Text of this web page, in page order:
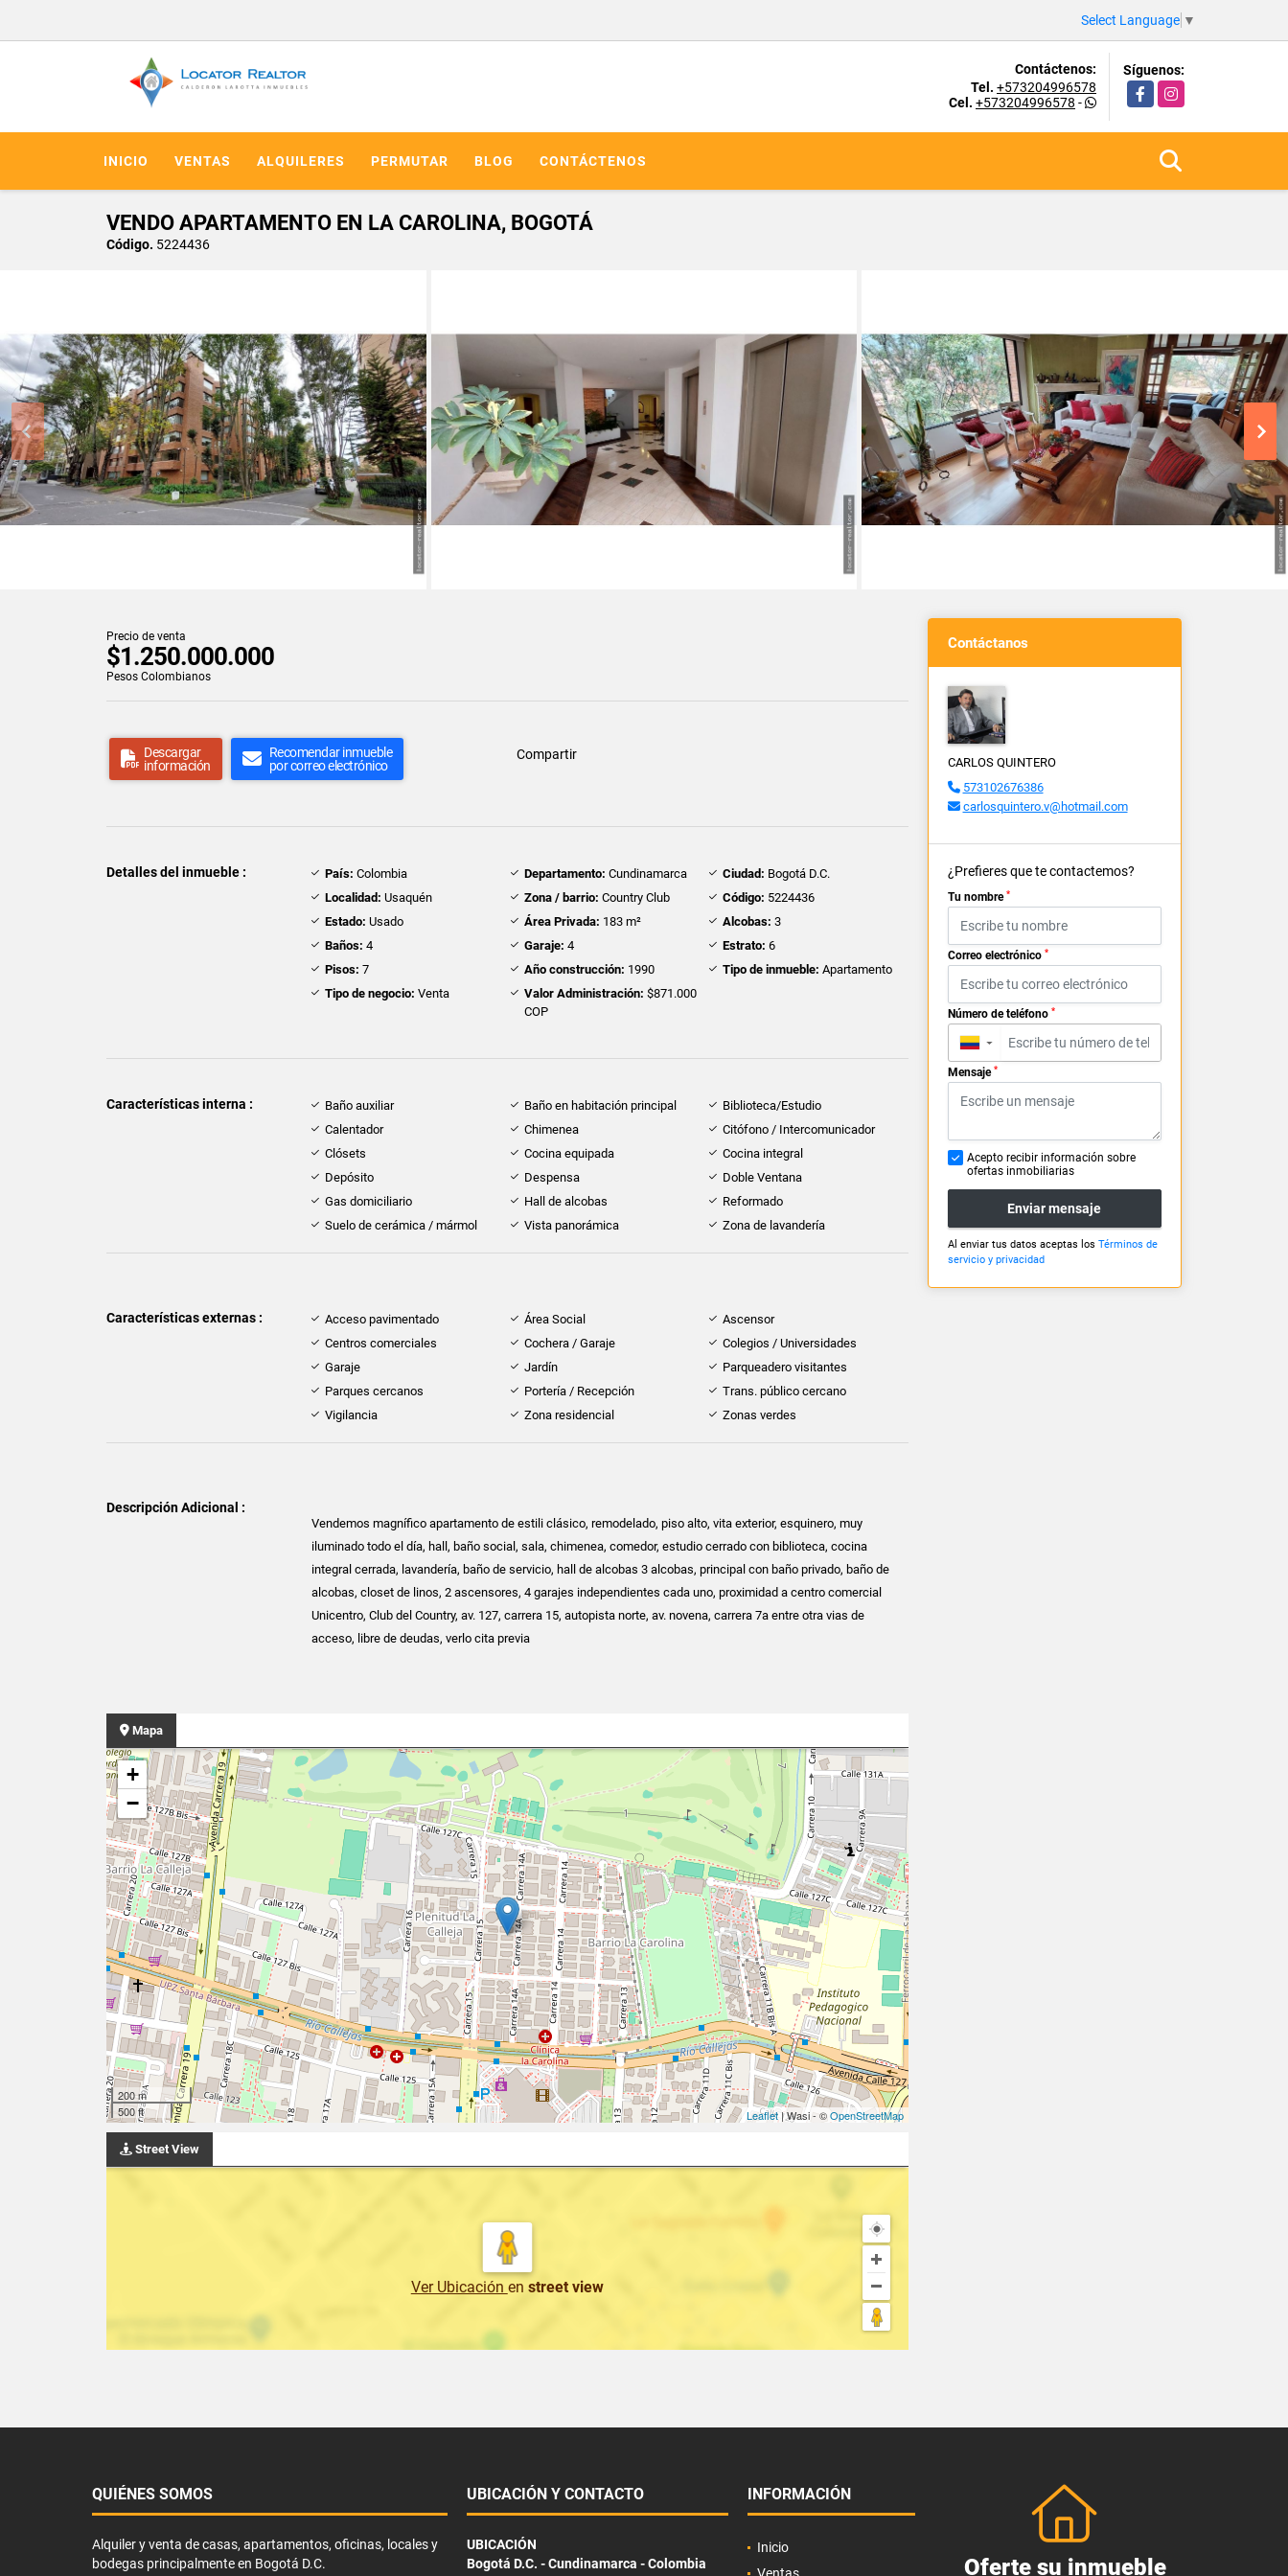
Select Language ▼
Contáctenos:
Tel. +573204996578
Cel. +573204996578 -
Síguenos:
FacebookInstagram
INICIO VENTAS ALQUILERES PERMUTAR BLOG CONTÁCTENOS
VENDO APARTAMENTO EN LA CAROLINA, BOGOTÁ
Código. 5224436
Precio de venta
$1.250.000.000
Pesos Colombianos
Descargar
información
Recomendar inmueble
por correo electrónico
Compartir
Detalles del inmueble : País: Colombia Departamento: Cundinamarca Ciudad: Bogotá D.C.
Localidad: Usaquén Zona / barrio: Country Club Código: 5224436
Estado: Usado Área Privada: 183 m² Alcobas: 3
Baños: 4 Garaje: 4 Estrato: 6
Pisos: 7 Año construcción: 1990 Tipo de inmueble: Apartamento
Tipo de negocio: Venta Valor Administración: $871.000
COP
Características interna : Baño auxiliar Baño en habitación principal
Biblioteca/Estudio
Calentador
Chimenea
Citófono / Intercomunicador
Clósets
Cocina equipada
Cocina integral
Depósito
Despensa
Doble Ventana
Gas domiciliario
Hall de alcobas
Reformado
Suelo de cerámica / mármol
Vista panorámica Zona de lavandería
Características externas : Acceso pavimentado Área Social
Ascensor
Centros comerciales
Cochera / Garaje
Colegios / Universidades
Garaje
Jardín
Parqueadero visitantes
Parques cercanos
Portería / Recepción
Trans. público cercano
Vigilancia
Zona residencial Zonas verdes
Descripción Adicional :
Vendemos magnífico apartamento de estili clásico, remodelado, piso alto, vita exterior, esquinero, muy
iluminado todo el día, hall, baño social, sala, chimenea, comedor, estudio cerrado con biblioteca, cocina
integral cerrada, lavandería, baño de servicio, hall de alcobas 3 alcobas, principal con baño privado, baño de
alcobas, closet de linos, 2 ascensores, 4 garajes independientes cada uno, proximidad a centro comercial
Unicentro, Club del Country, av. 127, carrera 15, autopista norte, av. novena, carrera 7a entre otra vias de
acceso, libre de deudas, verlo cita previa
Mapa
+
−
200 m
500 ft
Leaflet| Wasi - ©OpenStreetMap
Street View
Ver Ubicación en street view
Contáctanos
CARLOS QUINTERO
573102676386
carlosquintero.v@hotmail.com
¿Prefieres que te contactemos?
Tu nombre *
Correo electrónico *
Número de teléfono *
▼
Mensaje *
Acepto recibir información sobre
ofertas inmobiliarias
Enviar mensaje
Al enviar tus datos aceptas los Términos de
servicio y privacidad
QUIÉNES SOMOS
Alquiler y venta de casas, apartamentos, oficinas, locales y
bodegas principalmente en Bogotá D.C.
UBICACIÓN Y CONTACTO
UBICACIÓN
Bogotá D.C. - Cundinamarca - Colombia
INFORMACIÓN
Inicio
Oferte su inmueble